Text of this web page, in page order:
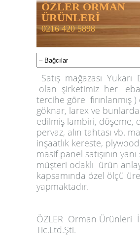
ÖZLER ORMAN
ÜRÜNLERİ
0216 420 5898
Satış mağazası Yukarı
olan şirketimiz her
tercihe göre fırınlanmış
göknar, larex ve
edilmiş lambiri, döşeme,
pervaz, alın tahtası vb.
inşaatlık kereste,
masif panel satışının yanı
müşteri odaklı ürün
kapsamında özel ölçü
yapmaktadır.
ÖZLER Orman Ürünleri
Tic.Ltd.Şti.